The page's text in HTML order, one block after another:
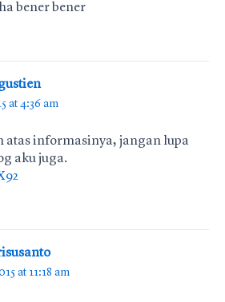
bener bener
at 4:36 am
atas informasinya, jangan lupa
aku juga.
at 11:18 am